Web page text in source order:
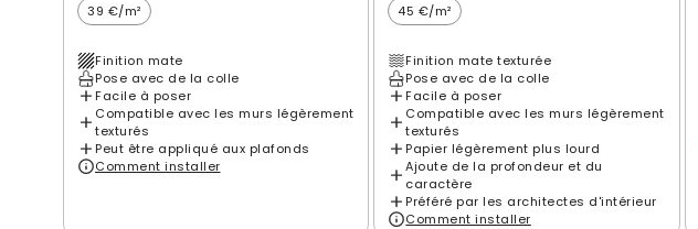
39 €/m²
Finition mate
Pose avec de la colle
Facile à poser
Compatible avec les murs légèrement
texturés
Peut être appliqué aux plafonds
Comment installer
45 €/m²
Finition mate texturée
Pose avec de la colle
Facile à poser
Compatible avec les murs légèrement
texturés
Papier légèrement plus lourd
Ajoute de la profondeur et du
caractère
Préféré par les architectes d'intérieur
Comment installer